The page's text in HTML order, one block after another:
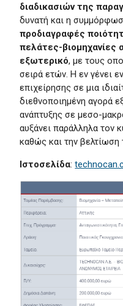
διαδικασιών της
δυνατή και η
προδιαγραφές
πελάτες-βιομηχανίες
εξωτερικό, με τους
σειρά ετών. Η εν γένει
επιχείρησης σε μια
διεθνοποιημένη αγορά
ανάπτυξης σε μεσο-
αυξάνει παράλληλα τον
καθώς και την
Ιστοσελίδα: